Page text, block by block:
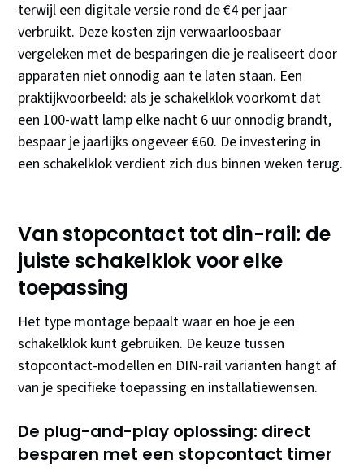
terwijl een digitale versie rond de €4 per jaar
verbruikt. Deze kosten zijn verwaarloosbaar
vergeleken met de besparingen die je realiseert door
apparaten niet onnodig aan te laten staan. Een
praktijkvoorbeeld: als je schakelklok voorkomt dat
een 100-watt lamp elke nacht 6 uur onnodig brandt,
bespaar je jaarlijks ongeveer €60. De investering in
een schakelklok verdient zich dus binnen weken terug.
Van stopcontact tot din-rail: de
juiste schakelklok voor elke
toepassing
Het type montage bepaalt waar en hoe je een
schakelklok kunt gebruiken. De keuze tussen
stopcontact-modellen en DIN-rail varianten hangt af
van je specifieke toepassing en installatiewensen.
De plug-and-play oplossing: direct
besparen met een stopcontact timer